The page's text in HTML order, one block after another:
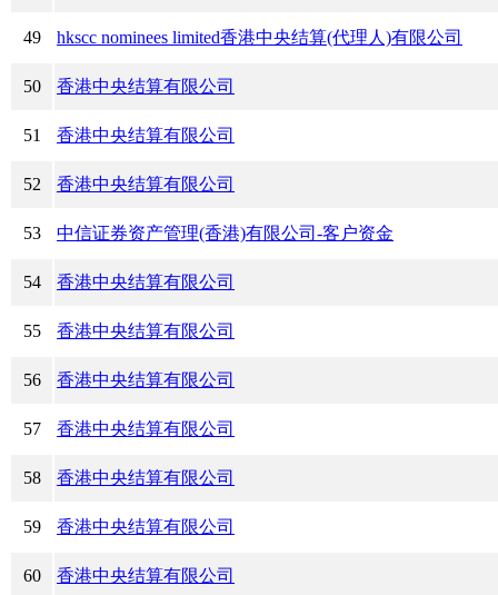
49 hkscc nominees limited香港中央结算(代理人)有限公司
50 香港中央结算有限公司
51 香港中央结算有限公司
52 香港中央结算有限公司
53 中信证券资产管理(香港)有限公司-客户资金
54 香港中央结算有限公司
55 香港中央结算有限公司
56 香港中央结算有限公司
57 香港中央结算有限公司
58 香港中央结算有限公司
59 香港中央结算有限公司
60 香港中央结算有限公司